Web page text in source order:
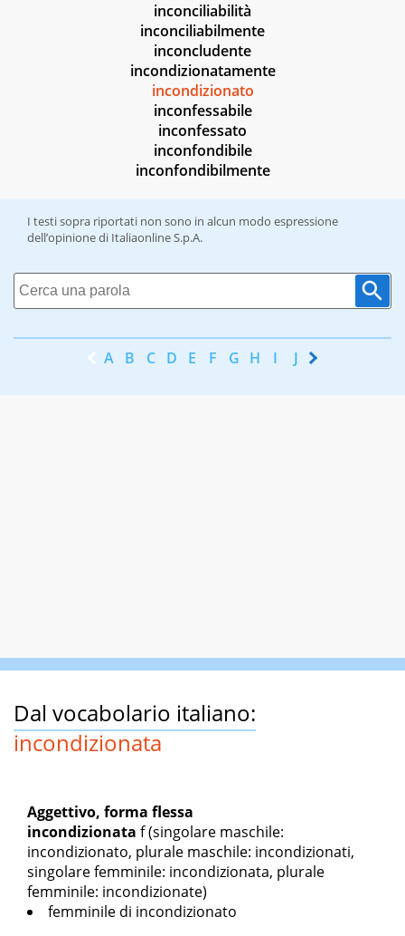
inconciliabilità
inconciliabilmente
inconcludente
incondizionatamente
incondizionato
inconfessabile
inconfessato
inconfondibile
inconfondibilmente
I testi sopra riportati non sono in alcun modo espressione
dell’opinione di Italiaonline S.p.A.
A B C D E F G H I J K
Dal vocabolario italiano:
incondizionata
Aggettivo, forma flessa
incondizionata f(singolare maschile:
incondizionato, plurale maschile: incondizionati,
singolare femminile: incondizionata, plurale
femminile: incondizionate)
femminile di incondizionato